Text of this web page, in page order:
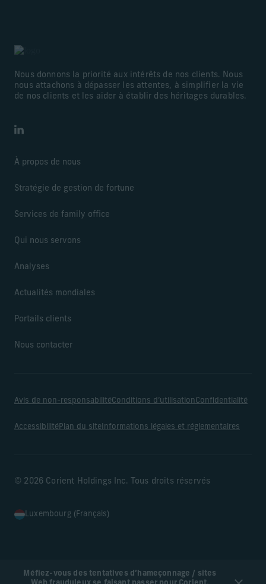
Méfiez-vous des tentatives d’hameçonnage / sites
Nous donnons la priorité aux intérêts de nos clients. Nous
nous attachons à dépasser les attentes, à simplifier la vie
de nos clients et les aider à établir des héritages durables.
LinkedIn
À propos de nous
Stratégie de gestion de fortune
Services de family office
Qui nous servons
Analyses
Actualités mondiales
Portails clients
Nous contacter
Avis de non-responsabilitéConditions d’utilisationConfidentialité
AccessibilitéPlan du site Informations légales et réglementaires
© 2026 Corient Holdings Inc. Tous droits réservés
Luxembourg (Français)